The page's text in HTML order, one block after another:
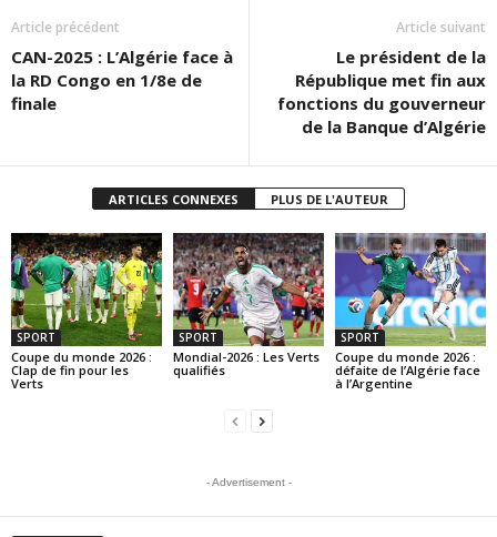
Article précédent
CAN-2025 : L’Algérie face à
la RD Congo en 1/8e de
finale
Article suivant
Le président de la
République met fin aux
fonctions du gouverneur
de la Banque d’Algérie
ARTICLES CONNEXES PLUS DE L'AUTEUR
SPORT
Coupe du monde 2026 :
Clap de fin pour les
Verts
SPORT
Mondial-2026 : Les Verts
qualifiés
SPORT
Coupe du monde 2026 :
défaite de l’Algérie face
à l’Argentine
- Advertisement -